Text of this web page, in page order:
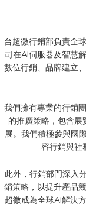
台超微行銷部負責全
司在AI伺服器及智慧
數位行銷、品牌建立
我們擁有專業的行銷
的推廣策略，包含
展。我們積極參與國
容行銷與社
此外，行銷部門深入
銷策略，以提升產品
超微成為全球AI解決